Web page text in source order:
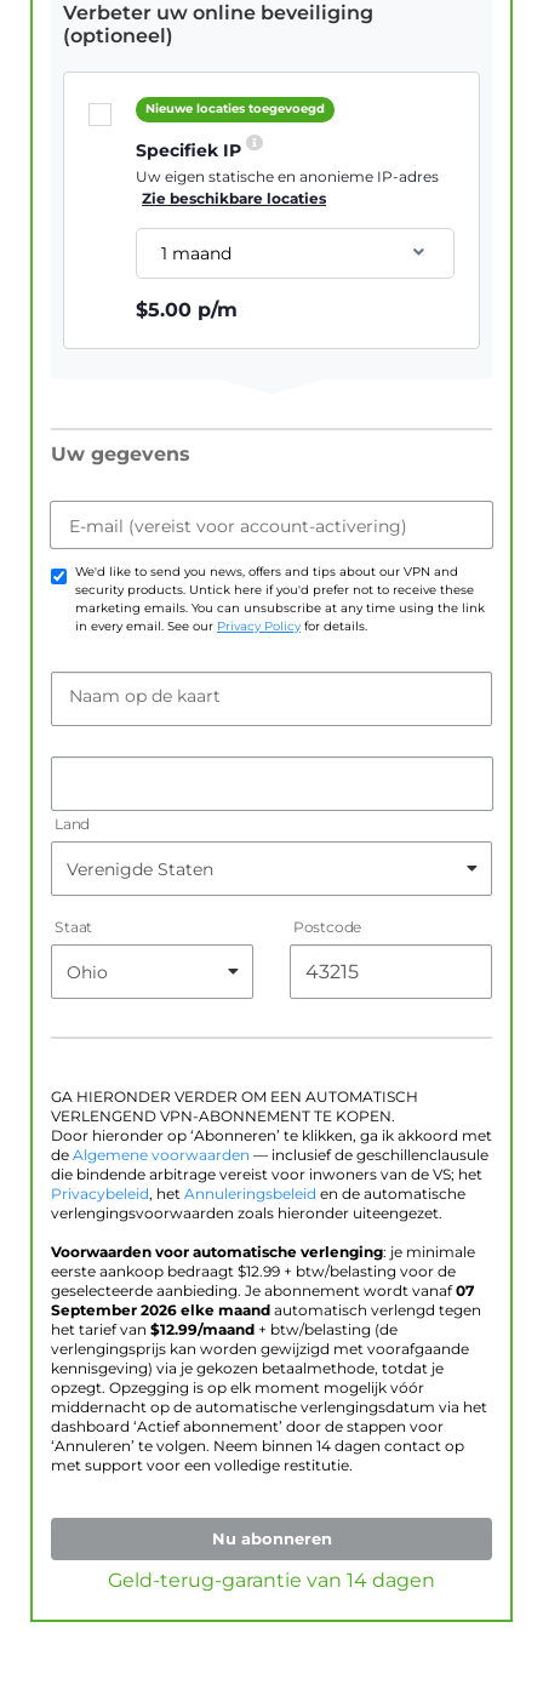
Verbeter uw online beveiliging
(optioneel)
Nieuwe locaties toegevoegd
Specifiek IP
Uw eigen statische en anonieme IP-adres
Zie beschikbare locaties
1 maand
$5.00 p/m
Uw gegevens
E-mail (vereist voor account-activering)
We'd like to send you news, offers and tips about our VPN and
security products. Untick here if you'd prefer not to receive these
marketing emails. You can unsubscribe at any time using the link
in every email. See our Privacy Policy for details.
Naam op de kaart
Land
Staat Postcode
GA HIERONDER VERDER OM EEN AUTOMATISCH
VERLENGEND VPN-ABONNEMENT TE KOPEN.
Door hieronder op ‘Abonneren’ te klikken, ga ik akkoord met
de Algemene voorwaarden — inclusief de geschillenclausule
die bindende arbitrage vereist voor inwoners van de VS; het
Privacybeleid, het Annuleringsbeleid en de automatische
verlengingsvoorwaarden zoals hieronder uiteengezet.
Voorwaarden voor automatische verlenging: je minimale
eerste aankoop bedraagt $12.99 + btw/belasting voor de
geselecteerde aanbieding. Je abonnement wordt vanaf07
September 2026 elke maand automatisch verlengd tegen
het tarief van $12.99/maand + btw/belasting (de
verlengingsprijs kan worden gewijzigd met voorafgaande
kennisgeving) via je gekozen betaalmethode, totdat je
opzegt. Opzegging is op elk moment mogelijk vóór
middernacht op de automatische verlengingsdatum via het
dashboard ‘Actief abonnement’ door de stappen voor
‘Annuleren’ te volgen. Neem binnen 14 dagen contact op
met support voor een volledige restitutie.
Nu abonneren
Geld-terug-garantie van 14 dagen